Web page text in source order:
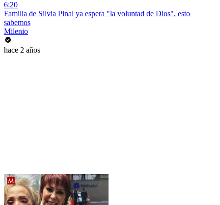
6:20
Familia de Silvia Pinal ya espera "la voluntad de Dios", esto
sabemos
Milenio
hace 2 años